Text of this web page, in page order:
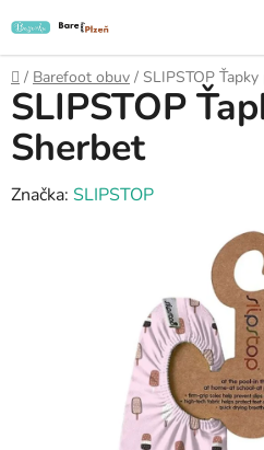
na
obsah
Domů
/ Barefoot obuv / SLIPSTOP
SLIPSTOP
Sherbet
Značka: SLIPSTOP